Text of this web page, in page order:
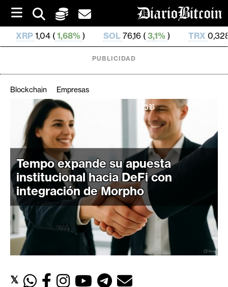
i
t
o
SOL76,16 (3,1% TRX0,328 655 ( 0,48%)
C
r
i
t
o
M
e
d
PUBLICIDAD
Blockchain Empresas
Tempo expande su apuesta
institucional hacia DeFi con
integración de Morpho
𝕏